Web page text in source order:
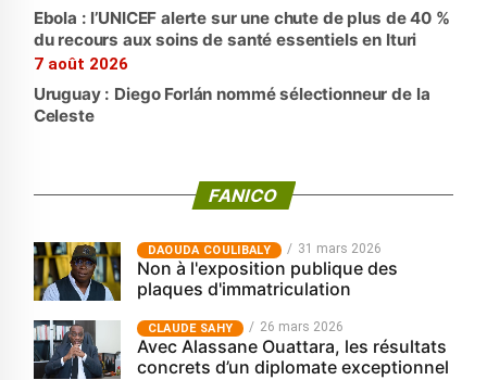
Ebola : l’UNICEF alerte sur une chute de plus de 40 %
du recours aux soins de santé essentiels en Ituri
7 août 2026
Uruguay : Diego Forlán nommé sélectionneur de la
Celeste
FANICO
‎DAOUDA COULIBALY 31 mars 2026
Non à l'exposition publique des
plaques d'immatriculation
CLAUDE SAHY 26 mars 2026
Avec Alassane Ouattara, les résultats
concrets d’un diplomate exceptionnel